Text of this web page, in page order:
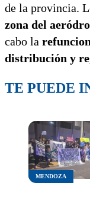
de la provincia.
zona del
cabo la
distribución y
TE PUEDE
MENDOZA